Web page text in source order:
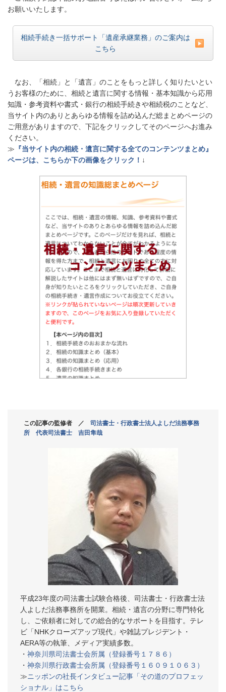
お願いいたします。
相続手続き一括サポート「遺産承継業務」のご案内は
こちら
なお、「相続」と「遺言」のことをもっと詳しく知りたいとい
うお客様のために、相続と遺言に関する情報・基本知識から応用
知識・参考資料や書式・銀行の相続手続きや相続税のことなど、
当サイト内のありとあらゆる情報を詰め込んだ総まとめページの
ご用意がありますので、下記をクリックしてそのページへお進み
ください。
≫ 『当サイト内の相続・遺言に関する全てのコンテンツまとめ』
ページは、こちらか下の画像をクリック！ ↓
この記事の監修者 ／ 司法書士・行政書士法人よしだ法務事務
所 代表司法書士 吉田隼哉
平成23年度の司法書士試験合格後、司法書士・行政書士法
人よしだ法務事務所を開業。相続・遺言の分野に専門特化
し、ご依頼者に対しての総合的なサポートを目指す。テレ
ビ「NHKクローズアップ現代」や雑誌プレジデント・
AERA等の執筆、メディア実績多数。
・ 神奈川県司法書士会所属（登録番号１７８６）
・ 神奈川県行政書士会所属（登録番号１６０９１０６３）
≫ニッポンの社長インタビュー記事「その道のプロフェッ
ショナル」はこちら